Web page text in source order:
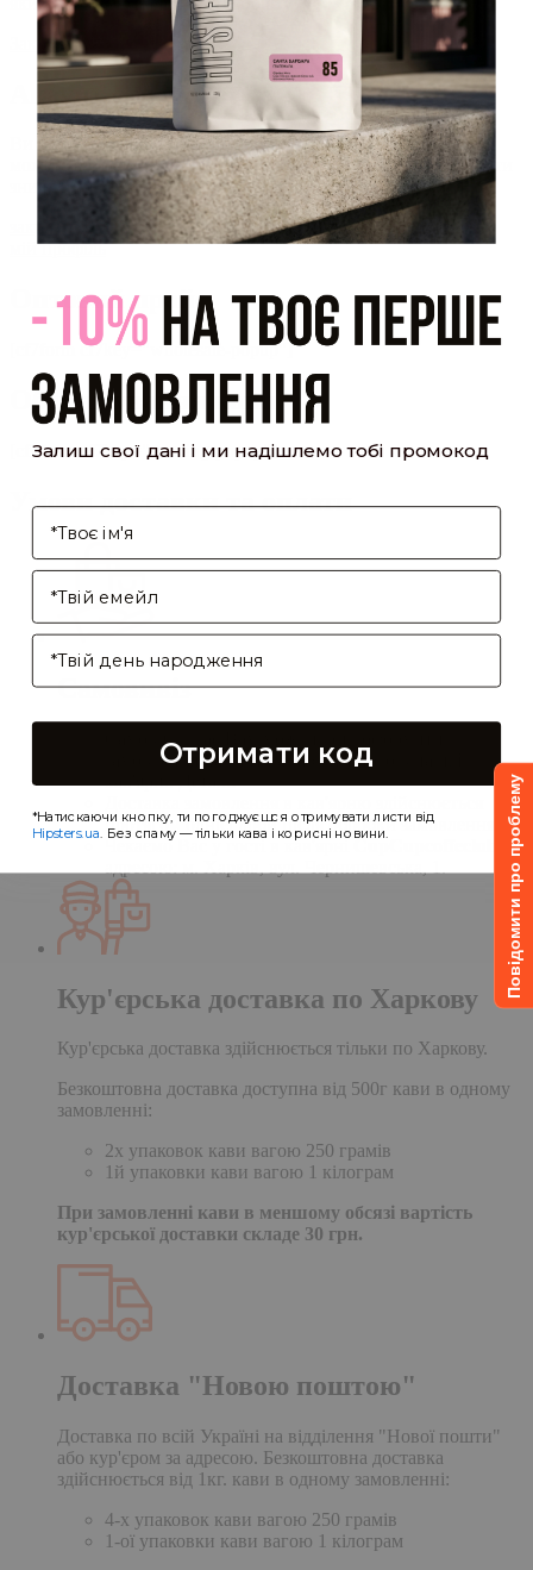
Повідомити про проблему
Закрити
Акаунт створено
Ви зареєструвалися на сайті Hipster.coffeeroasters і вже
можете користуватися особистим кабінетом, щоб отримувати
знижки та відстежувати історію замовлень!
мій профіль
Оптовий прайс
[cf7form cf7key="wholesale-popup"]
Обсмажування кави
[cf7form cf7key="roasting-popup"]
Умови доставки та оплати
Самовивіз
Самовивіз дає Вам можливість оформити
замовлення на сайті, а забрати його в нашій
кав'ярні. Деталі:
протягом однієї доби після обробки замовлення;
Чекаємо Вас у гості в кав'ярні
за
Кур'єрська доставка по Харкову
Кур'єрська доставка здійснюється тільки по Харкову.
Безкоштовна доставка доступна від 500г кави в одному
замовленні:
2х упаковок кави вагою 250 грамів
1й упаковки кави вагою 1 кілограм
При замовленні кави в меншому обсязі вартість
кур'єрської доставки складе 30 грн.
Доставка "Новою поштою"
Доставка по всій Україні на відділення "Нової пошти"
або кур'єром за адресою. Безкоштовна доставка
здійснюється від 1кг. кави в одному замовленні:
4-х упаковок кави вагою 250 грамів
1-ої упаковки кави вагою 1 кілограм
Залиш свої дані і ми надішлемо тобі промокод
І'мя
Enter your email address
Birthday
Отримати код
*Натискаючи кнопку, ти погоджуєшся отримувати листи від
Hipsters.ua. Без спаму — тільки кава і корисні новини.